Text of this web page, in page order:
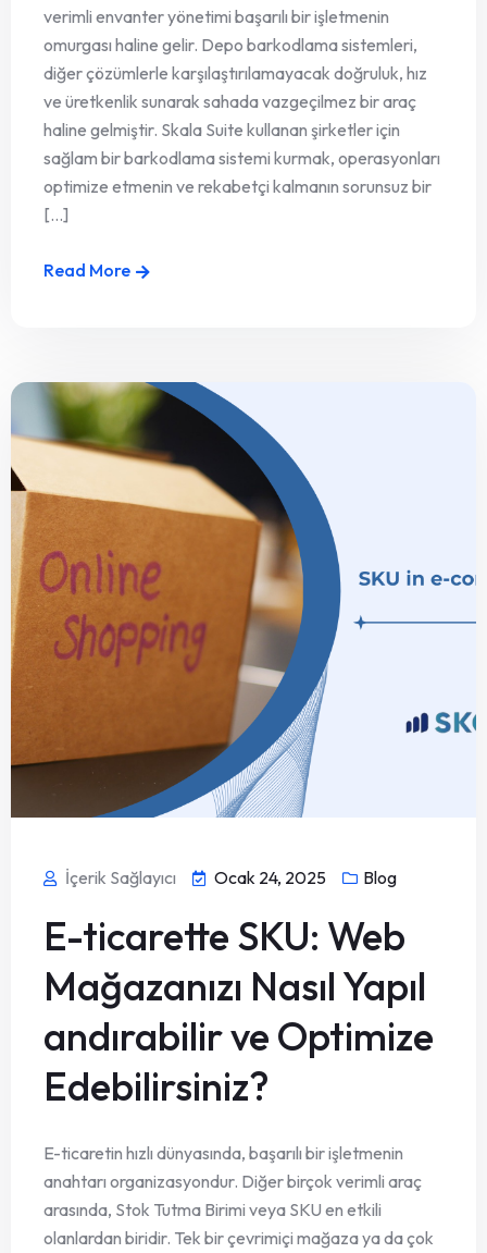
verimli envanter yönetimi başarılı bir işletmenin
omurgası haline gelir. Depo barkodlama sistemleri,
diğer çözümlerle karşılaştırılamayacak doğruluk, hız
ve üretkenlik sunarak sahada vazgeçilmez bir araç
haline gelmiştir. Skala Suite kullanan şirketler için
sağlam bir barkodlama sistemi kurmak, operasyonları
optimize etmenin ve rekabetçi kalmanın sorunsuz bir
[...]
Read More
İçerik Sağlayıcı Ocak 24, 2025 Blog
E-ticarette SKU: Web
Mağazanızı Nasıl Yapıl
andırabilir ve Optimize
Edebilirsiniz?
E-ticaretin hızlı dünyasında, başarılı bir işletmenin
anahtarı organizasyondur. Diğer birçok verimli araç
arasında, Stok Tutma Birimi veya SKU en etkili
olanlardan biridir. Tek bir çevrimiçi mağaza ya da çok